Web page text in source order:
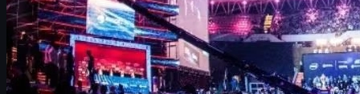
El candidato más fuerte amejor jugador de CS2en
2025.
UnTop 10 de jugadores de CS2 con contexto y estilo
de juego.
Un repaso a losGOATs de CS:GO(s1mple, ZywOo,